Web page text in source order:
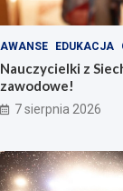
AWANSE EDUKACJA
Nauczycielki z
zawodowe!
7 sierpnia 2026